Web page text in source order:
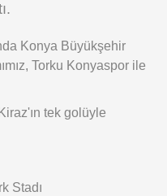
Konya Büyükşehir
Torku Konyaspor ile
tek golüyle
Stadı